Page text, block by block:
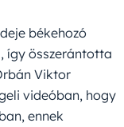
békehozó
így összerántotta
Viktor
videóban, hogy
ennek